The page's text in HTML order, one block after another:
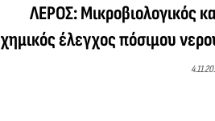
ΛΕΡΟΣ: Μικροβιολογικός
χημικός έλεγχος πόσιμου